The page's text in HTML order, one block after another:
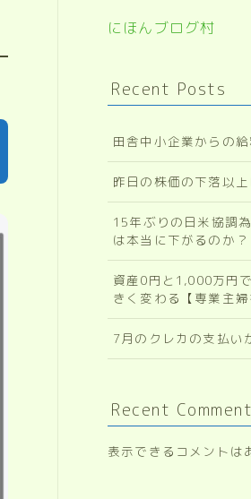
にほんブログ村
Recent Posts
田舎中小企業からの
昨日の株価の下落以
15年ぶりの日米協調
は本当に下がるのか？
資産0円と1,000万円
きく変わる【専業主婦
7月のクレカの支払い
Recent
表示できるコメントは